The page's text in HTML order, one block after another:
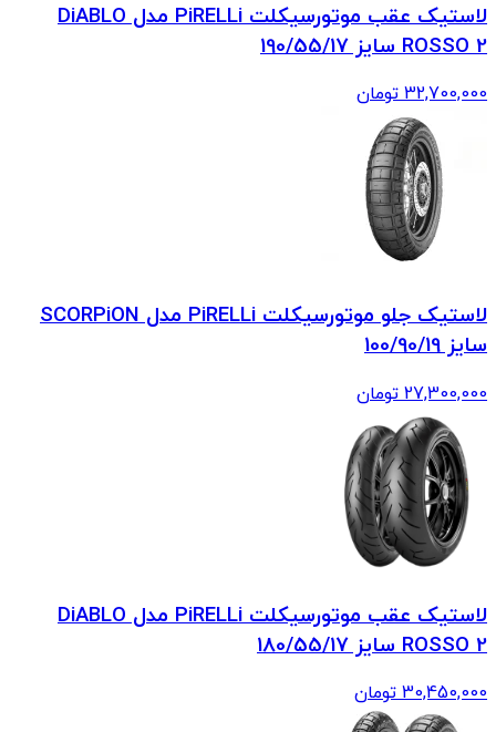
لاستیک عقب موتورسیکلت PiRELLi مدل DiABLO
ROSSO 2 سایز 190/55/17
32,700,000 تومان
لاستیک جلو موتورسیکلت PiRELLi مدل SCORPiON
سایز 100/90/19
27,300,000 تومان
لاستیک عقب موتورسیکلت PiRELLi مدل DiABLO
ROSSO 2 سایز 180/55/17
30,450,000 تومان